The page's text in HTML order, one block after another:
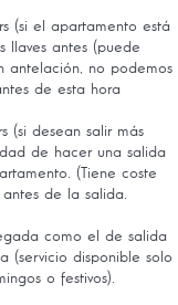
(si el apartamento está
llaves antes (puede
antelación, no podemos
de esta hora
(si desean salir más
de hacer una salida
(Tiene coste
de la salida.
como el de salida
(servicio disponible solo
o festivos).